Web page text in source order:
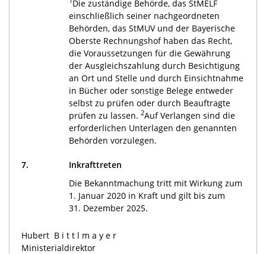
Die zuständige Behörde, das StMELF
einschließlich seiner nachgeordneten
Behörden, das StMUV und der Bayerische
Oberste Rechnungshof haben das Recht,
die Voraussetzungen für die Gewährung
der Ausgleichszahlung durch Besichtigung
an Ort und Stelle und durch Einsichtnahme
in Bücher oder sonstige Belege entweder
selbst zu prüfen oder durch Beauftragte
prüfen zu lassen. 2Auf Verlangen sind die
erforderlichen Unterlagen den genannten
Behörden vorzulegen.
7.
Inkrafttreten
Die Bekanntmachung tritt mit Wirkung zum
1. Januar 2020 in Kraft und gilt bis zum
31. Dezember 2025.
Hubert Bittlmayer
Ministerialdirektor